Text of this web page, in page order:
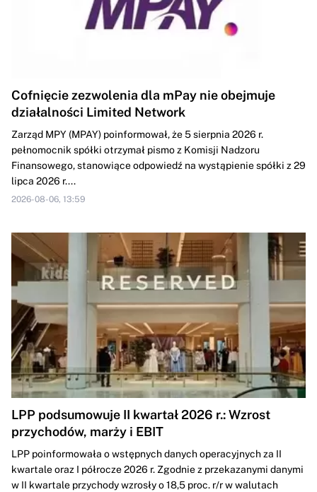
Cofnięcie zezwolenia dla mPay nie obejmuje
działalności Limited Network
Zarząd MPY (MPAY) poinformował, że 5 sierpnia 2026 r.
pełnomocnik spółki otrzymał pismo z Komisji Nadzoru
Finansowego, stanowiące odpowiedź na wystąpienie spółki z 29
lipca 2026 r....
2026-08-06, 13:59
LPP podsumowuje II kwartał 2026 r.: Wzrost
przychodów, marży i EBIT
LPP poinformowała o wstępnych danych operacyjnych za II
kwartale oraz I półrocze 2026 r. Zgodnie z przekazanymi danymi
w II kwartale przychody wzrosły o 18,5 proc. r/r w walutach